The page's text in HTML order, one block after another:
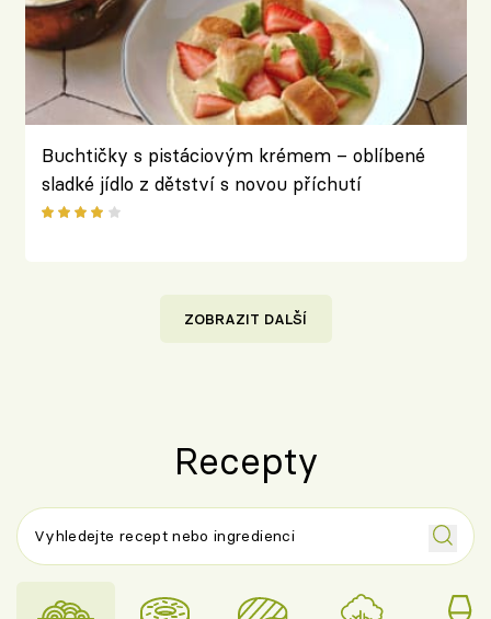
Buchtičky s pistáciovým krémem – oblíbené
sladké jídlo z dětství s novou příchutí
ZOBRAZIT DALŠÍ
Recepty